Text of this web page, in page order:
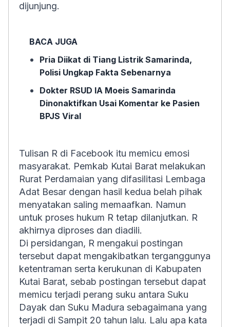
dijunjung.
BACA JUGA
Pria Diikat di Tiang Listrik Samarinda,
Polisi Ungkap Fakta Sebenarnya
Dokter RSUD IA Moeis Samarinda
Dinonaktifkan Usai Komentar ke Pasien
BPJS Viral
Tulisan R di Facebook itu memicu emosi
masyarakat. Pemkab Kutai Barat melakukan
Rurat Perdamaian yang difasilitasi Lembaga
Adat Besar dengan hasil kedua belah pihak
menyatakan saling memaafkan. Namun
untuk proses hukum R tetap dilanjutkan. R
akhirnya diproses dan diadili.
Di persidangan, R mengakui postingan
tersebut dapat mengakibatkan terganggunya
ketentraman serta kerukunan di Kabupaten
Kutai Barat, sebab postingan tersebut dapat
memicu terjadi perang suku antara Suku
Dayak dan Suku Madura sebagaimana yang
terjadi di Sampit 20 tahun lalu. Lalu apa kata